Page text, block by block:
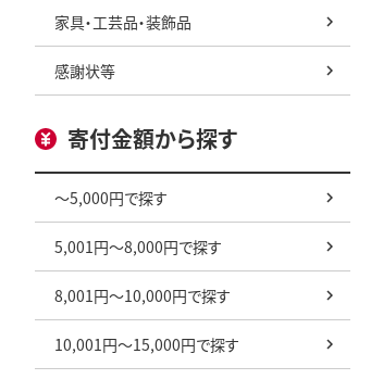
家具・工芸品・装飾品
感謝状等
寄付金額から探す
～5,000円で探す
5,001円～8,000円で探す
8,001円～10,000円で探す
10,001円～15,000円で探す